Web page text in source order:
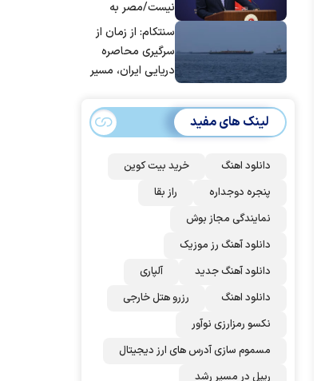
نیست/مصر به
جمع ترکیه،
عربستان و
پاکستان می
سنتکام: از زمان از
سرگیری محاصره
دریایی ایران، مسیر
تغییر داده‌ایم
لینک های مفید
دانلود اهنگ
خرید بیت کوین
پنجره دوجداره
راز بقا
نمایندگی مجاز بوش
دانلود آهنگ رز‌ موزیک
دانلود آهنگ جدید
آلپاری
دانلود اهنگ
رزرو هتل خارجی
نکسو رمزارزی نوآور
مسموم سازی آدرس های ارز دیجیتال
ریپل در مسیر رشد